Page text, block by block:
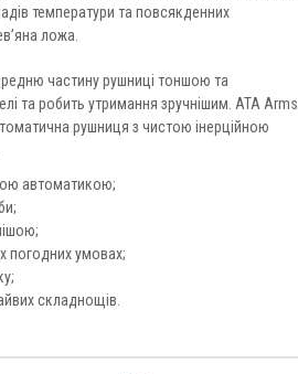
температури та повсякденних
ложа.
частину рушниці тоншою та
та робить утримання зручнішим. ATA Arms
рушниця з чистою інерційною
автоматикою;
погодних умовах;
складнощів.